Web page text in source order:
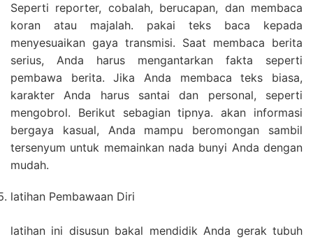
Seperti reporter, cobalah, berucapan, dan membaca
koran atau majalah. pakai teks baca kepada
menyesuaikan gaya transmisi. Saat membaca berita
serius, Anda harus mengantarkan fakta seperti
pembawa berita. Jika Anda membaca teks biasa,
karakter Anda harus santai dan personal, seperti
mengobrol. Berikut sebagian tipnya. akan informasi
bergaya kasual, Anda mampu beromongan sambil
tersenyum untuk memainkan nada bunyi Anda dengan
mudah.
latihan Pembawaan Diri
latihan ini disusun bakal mendidik Anda gerak tubuh